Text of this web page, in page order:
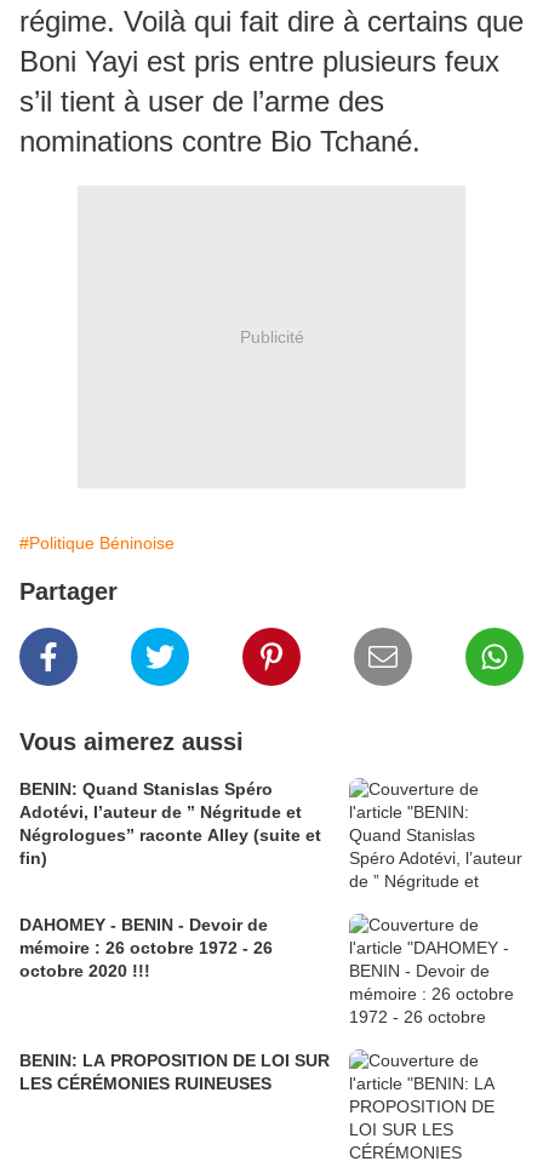
régime. Voilà qui fait dire à certains que
Boni Yayi est pris entre plusieurs feux
s’il tient à user de l’arme des
nominations contre Bio Tchané.
Publicité
#Politique Béninoise
Partager
Vous aimerez aussi
BENIN: Quand Stanislas Spéro
Adotévi, l’auteur de ” Négritude et
Négrologues” raconte Alley (suite et
fin)
DAHOMEY - BENIN - Devoir de
mémoire : 26 octobre 1972 - 26
octobre 2020 !!!
BENIN: LA PROPOSITION DE LOI SUR
LES CÉRÉMONIES RUINEUSES